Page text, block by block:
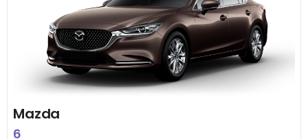
Mazda
6